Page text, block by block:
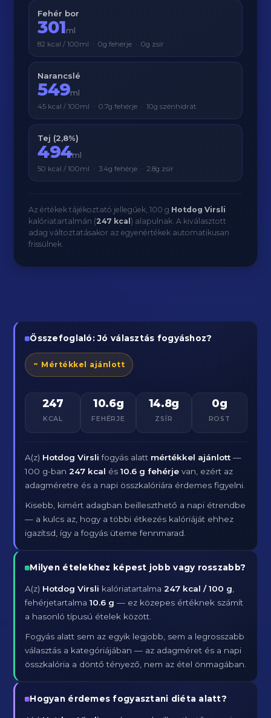
Fehér bor
301ml
82 kcal / 100ml · 0g fehérje · 0g zsír
Narancslé
549ml
45 kcal / 100ml · 0.7g fehérje · 10g szénhidrát
Tej (2,8%)
494ml
50 kcal / 100ml · 3.4g fehérje · 2.8g zsír
Az értékek tájékoztató jellegűek, 100 g Hotdog Virsli
kalóriatartalmán (247 kcal ) alapulnak. A kiválasztott
adag változtatásakor az egyenértékek automatikusan
frissülnek.
Összefoglaló: Jó választás fogyáshoz?
~ Mértékkel ajánlott
247
KCAL
10.6g
FEHÉRJE
14.8g
ZSÍR
0g
ROST
A(z) Hotdog Virsli fogyás alatt mértékkel ajánlott —
100 g-ban247 kcal és10.6 g fehérje van, ezért az
adagméretre és a napi összkalóriára érdemes figyelni.
Kisebb, kimért adagban beilleszthető a napi étrendbe
— a kulcs az, hogy a többi étkezés kalóriáját ehhez
igazítsd, így a fogyás üteme fennmarad.
Milyen ételekhez képest jobb vagy rosszabb?
A(z) Hotdog Virsli kalóriatartalma247 kcal / 100 g
fehérjetartalma10.6 g — ez közepes értéknek számít
a hasonló típusú ételek között.
Fogyás alatt sem az egyik legjobb, sem a legrosszabb
választás a kategóriájában — az adagméret és a napi
összkalória a döntő tényező, nem az étel önmagában.
Hogyan érdemes fogyasztani diéta alatt?